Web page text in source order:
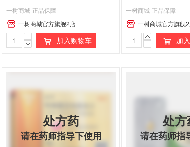
藏、内蒙古、宁夏、海南、青海)不发货
一树商城-正品保障
一树商城官方旗舰2店
加入购物车
一树商城-正品保障
一树商城官方旗舰
加
处方药
请在药师指导下使用
处
请在药师指